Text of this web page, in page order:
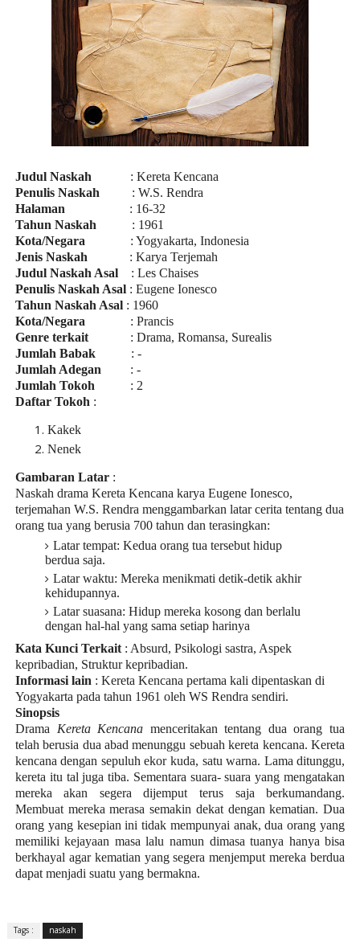
Judul Naskah
: Kereta Kencana
Penulis Naskah
: W.S. Rendra
Halaman
: 16-32
Tahun Naskah
: 1961
Kota/Negara
: Yogyakarta, Indonesia
Jenis Naskah
: Karya Terjemah
Judul Naskah Asal
: Les Chaises
Penulis Naskah Asal : Eugene Ionesco
Tahun Naskah Asal : 1960
Kota/Negara
: Prancis
Genre terkait
: Drama, Romansa, Surealis
Jumlah Babak
: -
Jumlah Adegan
: -
Jumlah Tokoh
: 2
Daftar Tokoh :
Kakek
Nenek
Gambaran Latar:
Naskah drama Kereta Kencana karya Eugene Ionesco,
terjemahan W.S. Rendra menggambarkan latar cerita tentang dua
orang tua yang berusia 700 tahun dan terasingkan:
Latar tempat: Kedua orang tua tersebut hidup
berdua saja.
Latar waktu: Mereka menikmati detik-detik akhir
kehidupannya.
Latar suasana: Hidup mereka kosong dan berlalu
dengan hal-hal yang sama setiap harinya
Kata Kunci Terkait: Absurd, Psikologi sastra, Aspek
kepribadian, Struktur kepribadian.
Informasi lain : Kereta Kencana pertama kali dipentaskan di
Yogyakarta pada tahun 1961 oleh WS Rendra sendiri.
Sinopsis
Drama Kereta Kencana menceritakan tentang dua orang tua
telah berusia dua abad menunggu sebuah kereta kencana. Kereta
kencana dengan sepuluh ekor kuda, satu warna. Lama ditunggu,
kereta itu tal juga tiba. Sementara suara- suara yang mengatakan
mereka akan segera dijemput terus saja berkumandang.
Membuat mereka merasa semakin dekat dengan kematian. Dua
orang yang kesepian ini tidak mempunyai anak, dua orang yang
memiliki kejayaan masa lalu namun dimasa tuanya hanya bisa
berkhayal agar kematian yang segera menjemput mereka berdua
dapat menjadi suatu yang bermakna.
Tags : naskah